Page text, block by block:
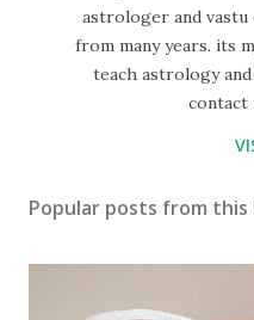
astrologer and vastu
from many years. its
teach astrology
contact
Popular posts from this